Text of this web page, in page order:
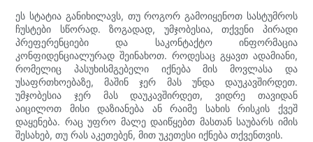
ეს სტატია განიხილავს, თუ როგორ გამოიყენოთ სასტუმროს
ჩუსტები სწორად. ზოგადად, უმჯობესია, თქვენი პირადი
პრეფერენციები და საკონტაქტო ინფორმაცია
კონფიდენციალურად შეინახოთ. როდესაც გყავთ ადამიანი,
რომელიც პასუხისმგებელი იქნება მის მოვლასა და
უსაფრთხოებაზე, მაშინ ჯერ მას უნდა დაუკავშირდეთ.
უმჯობესია ჯერ მას დაუკავშირდეთ, ვიდრე თავიდან
აიცილოთ მისი დაზიანება ან რაიმე სახის რისკის ქვეშ
დაყენება. რაც უფრო მალე დაიწყებთ მასთან საუბარს იმის
შესახებ, თუ რას აკეთებენ, მით უკეთესი იქნება თქვენთვის.